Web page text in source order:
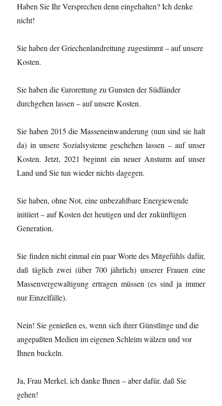
Haben Sie Ihr Versprechen denn eingehalten? Ich denke
nicht!
Sie haben der Griechenlandrettung zugestimmt – auf unsere
Kosten.
Sie haben die €urorettung zu Gunsten der Südländer
durchgehen lassen – auf unsere Kosten.
Sie haben 2015 die Masseneinwanderung (nun sind sie halt
da) in unsere Sozialsysteme geschehen lassen – auf unser
Kosten. Jetzt, 2021 beginnt ein neuer Ansturm auf unser
Land und Sie tun wieder nichts dagegen.
Sie haben, ohne Not, eine unbezahlbare Energiewende
initiiert – auf Kosten der heutigen und der zukünftigen
Generation.
Sie finden nicht einmal ein paar Worte des Mitgefühls dafür,
daß täglich zwei (über 700 jährlich) unserer Frauen eine
Massenvergewaltigung ertragen müssen (es sind ja immer
nur Einzelfälle).
Nein! Sie genießen es, wenn sich ihrer Günstlinge und die
angepaßten Medien im eigenen Schleim wälzen und vor
Ihnen buckeln.
Ja, Frau Merkel, ich danke Ihnen – aber dafür, daß Sie
gehen!